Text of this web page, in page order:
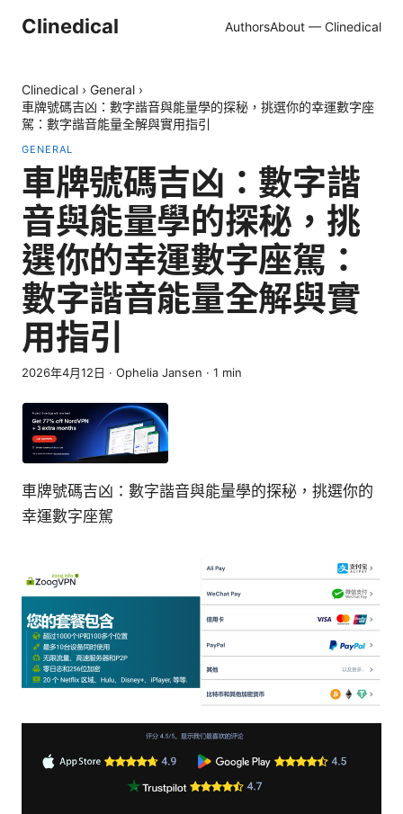
Clinedical AuthorsAbout — Clinedical
Clinedical › General ›
車牌號碼吉凶：數字諧音與能量學的探秘，挑選你的幸運數字座
駕：數字諧音能量全解與實用指引
GENERAL
車牌號碼吉凶：數字諧
音與能量學的探秘，挑
選你的幸運數字座駕：
數字諧音能量全解與實
用指引
2026年4月12日 · Ophelia Jansen · 1 min
車牌號碼吉凶：數字諧音與能量學的探秘，挑選你的
幸運數字座駕